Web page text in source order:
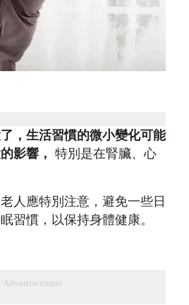
，生活習慣的微小變化可能
影響， 特別是在腎臟、心
人應特別注意，避免一些日
習慣，以保持身體健康。
Advertisements